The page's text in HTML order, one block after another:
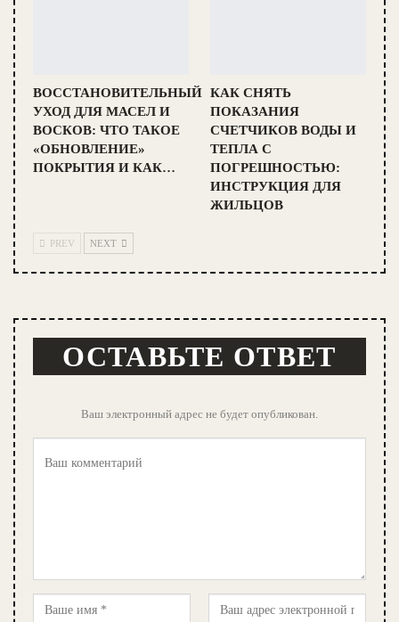
ВОССТАНОВИТЕЛЬНЫЙ
УХОД ДЛЯ МАСЕЛ И
ВОСКОВ: ЧТО ТАКОЕ
«ОБНОВЛЕНИЕ»
ПОКРЫТИЯ И КАК…
КАК СНЯТЬ
ПОКАЗАНИЯ
СЧЕТЧИКОВ ВОДЫ И
ТЕПЛА С
ПОГРЕШНОСТЬЮ:
ИНСТРУКЦИЯ ДЛЯ
ЖИЛЬЦОВ
PREV NEXT
ОСТАВЬТЕ ОТВЕТ
Ваш электронный адрес не будет опубликован.